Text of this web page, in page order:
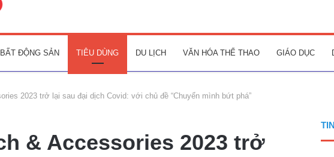
BẤT ĐỘNG SẢN TIÊU DÙNG DU LỊCH VĂN HÓA THỂ THAO GIÁO DỤC
2023 trở lại sau đại dịch Covid: với chủ đề “Chuyển mình bứt phá”
& Accessories 2023 trở